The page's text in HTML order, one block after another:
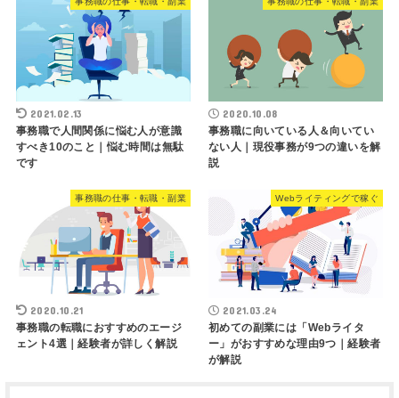
2021.02.13
事務職で人間関係に悩む人が意識
すべき10のこと｜悩む時間は無駄
です
2020.10.08
事務職に向いている人＆向いてい
ない人｜現役事務が9つの違いを解
説
事務職の仕事・転職・副業
2020.10.21
事務職の転職におすすめのエージ
ェント4選｜経験者が詳しく解説
Webライティングで稼ぐ
2021.03.24
初めての副業には「Webライタ
ー」がおすすめな理由9つ｜経験者
が解説